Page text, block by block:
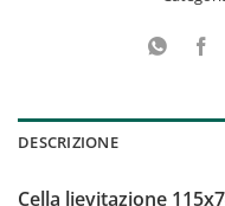
DESCRIZIONE
Cella lievitazione